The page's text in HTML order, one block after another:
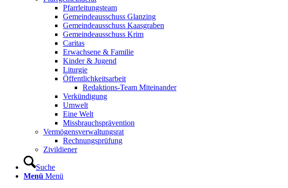
Pfarrleitungsteam
Gemeindeausschuss Glanzing
Gemeindeausschuss Kaasgraben
Gemeindeausschuss Krim
Caritas
Erwachsene & Familie
Kinder & Jugend
Liturgie
Öffentlichkeitsarbeit
Redaktions-Team Miteinander
Verkündigung
Umwelt
Eine Welt
Missbrauchsprävention
Vermögensverwaltungsrat
Rechnungsprüfung
Zivildiener
Suche
Menü Menü